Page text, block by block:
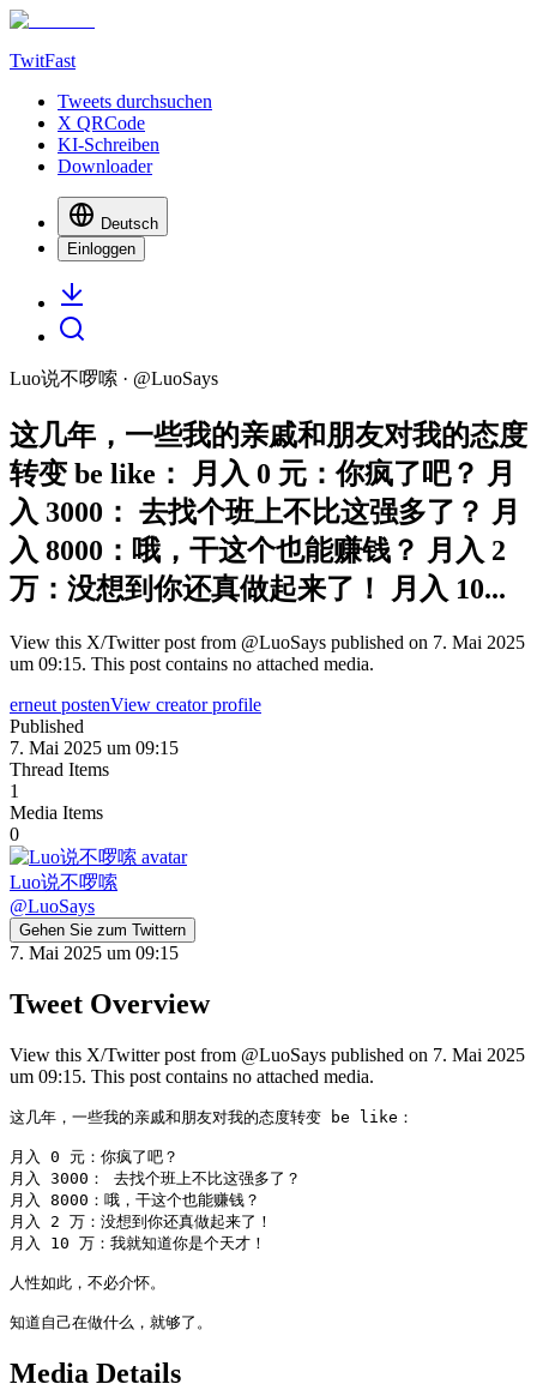
TwitFast
Tweets durchsuchen
X QRCode
KI-Schreiben
Downloader
Deutsch
Einloggen
Luo说不啰嗦 · @LuoSays
这几年，一些我的亲戚和朋友对我的态度
转变 be like： 月入 0 元：你疯了吧？ 月
入 3000： 去找个班上不比这强多了？ 月
入 8000：哦，干这个也能赚钱？ 月入 2
万：没想到你还真做起来了！ 月入 10...
View this X/Twitter post from @LuoSays published on 7. Mai 2025
um 09:15. This post contains no attached media.
erneut postenView creator profile
Published
7. Mai 2025 um 09:15
Thread Items
1
Media Items
0
Luo说不啰嗦
@LuoSays
Gehen Sie zum Twittern
7. Mai 2025 um 09:15
Tweet Overview
View this X/Twitter post from @LuoSays published on 7. Mai 2025
um 09:15. This post contains no attached media.
这几年，一些我的亲戚和朋友对我的态度转变 be like：
月入 0 元：你疯了吧？
月入 3000： 去找个班上不比这强多了？
月入 8000：哦，干这个也能赚钱？
月入 2 万：没想到你还真做起来了！
月入 10 万：我就知道你是个天才！
人性如此，不必介怀。
知道自己在做什么，就够了。
Media Details